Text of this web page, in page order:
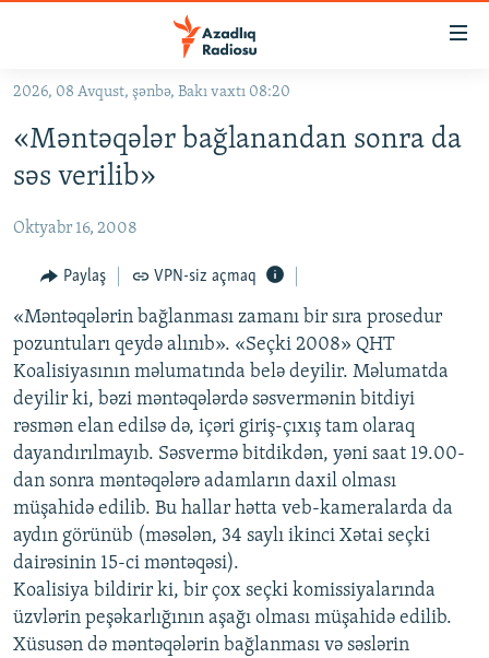
Əsas
qayıt
Əsas
qayıt
#ƏSLINDƏ
FƏRQƏ BAX
QANUNI DOĞRU
ARAŞDIRMA
MULTIMEDIA
VIDEO
İNFOQRAFIKA
KARIKATURA
RADIO ARXIV
AZƏRBAYCAN ƏDƏBIYYATI KITABXANASI
İSLAM VƏ DEMOKRATIYA
İZ - MƏDƏNIYYƏT PROQRAMI
HAQQIMIZDA
MISSIYAMIZ
PEŞƏ ETIKASI VƏ JURNALISTIKA STANDARTLARIMIZ
MATERIALLARIMIZDAN ISTIFADƏ
AZADLIQRADIOSU MOBIL TELEFONUNUZDA
BIZI IZLƏ
RFE/RL-in bütün saytları
2026, 08 Avqust, şənbə, Bakı vaxtı 08:20
«Məntəqələr bağlanandan sonra da
səs verilib»
Oktyabr 16, 2008
Paylaş VPN-siz açmaq
«Məntəqələrin bağlanması zamanı bir sıra prosedur
pozuntuları qeydə alınıb». «Seçki 2008» QHT
Koalisiyasının məlumatında belə deyilir. Məlumatda
deyilir ki, bəzi məntəqələrdə səsvermənin bitdiyi
rəsmən elan edilsə də, içəri giriş-çıxış tam olaraq
dayandırılmayıb. Səsvermə bitdikdən, yəni saat 19.00-
dan sonra məntəqələrə adamların daxil olması
müşahidə edilib. Bu hallar hətta veb-kameralarda da
aydın görünüb (məsələn, 34 saylı ikinci Xətai seçki
dairəsinin 15-ci məntəqəsi).
Koalisiya bildirir ki, bir çox seçki komissiyalarında
üzvlərin peşəkarlığının aşağı olması müşahidə edilib.
Xüsusən də məntəqələrin bağlanması və səslərin